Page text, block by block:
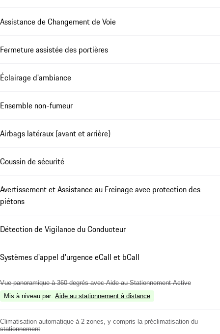
Assistance de Changement de Voie
Fermeture assistée des portières
Éclairage d'ambiance
Ensemble non-fumeur
Airbags latéraux (avant et arrière)
Coussin de sécurité
Avertissement et Assistance au Freinage avec protection des
piétons
Détection de Vigilance du Conducteur
Systèmes d'appel d'urgence eCall et bCall
Vue panoramique à 360 degrés avec Aide au Stationnement Active
Mis à niveau par: Aide au stationnement à distance
Climatisation automatique à 2 zones, y compris la préclimatisation du
stationnement